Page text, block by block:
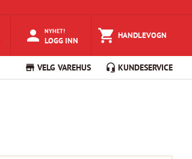
NYHET!
LOGG INN HANDLEVOGN
VELG VAREHUS KUNDESERVICE